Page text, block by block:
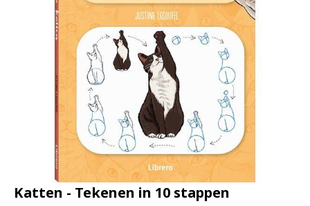
Katten - Tekenen in 10 stappen